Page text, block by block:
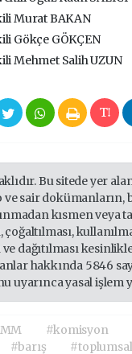
Murat BAKAN
Gökçe GÖKÇEN
Mehmet Salih UZUN
Bu sitede yer
sair dokümanların,
kısmen veya
dağıtılması
hakkında 5846
uyarınca yasal işlem
#komisyon
#barış #toplumsal